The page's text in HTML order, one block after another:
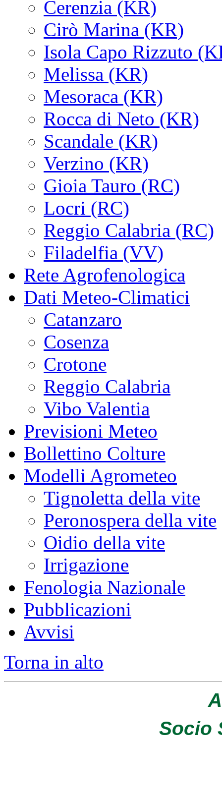
Cerenzia (KR)
Cirò Marina (KR)
Isola Capo Rizzuto
Melissa (KR)
Mesoraca (KR)
Rocca di Neto (KR)
Scandale (KR)
Verzino (KR)
Gioia Tauro (RC)
Locri (RC)
Reggio Calabria (RC)
Filadelfia (VV)
Rete Agrofenologica
Dati Meteo-Climatici
Catanzaro
Cosenza
Crotone
Reggio Calabria
Vibo Valentia
Previsioni Meteo
Bollettino Colture
Modelli Agrometeo
Tignoletta della vite
Peronospera della vite
Oidio della vite
Irrigazione
Fenologia Nazionale
Pubblicazioni
Avvisi
Torna in alto
Socio